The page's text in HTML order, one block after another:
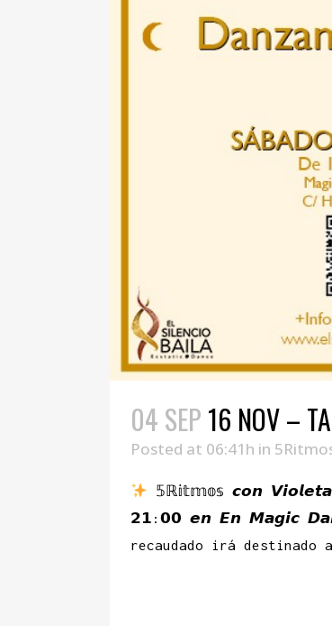
04 SEP 16 NOV –
Posted at 06:41h in
𝟝ℝ𝕚𝕥𝕞𝕠𝕤 𝙘𝙤𝙣
𝟮𝟭:𝟬𝟬 𝙚𝙣 𝙀𝙣 𝙈𝙖𝙜𝙞𝙘
recaudado irá destinado